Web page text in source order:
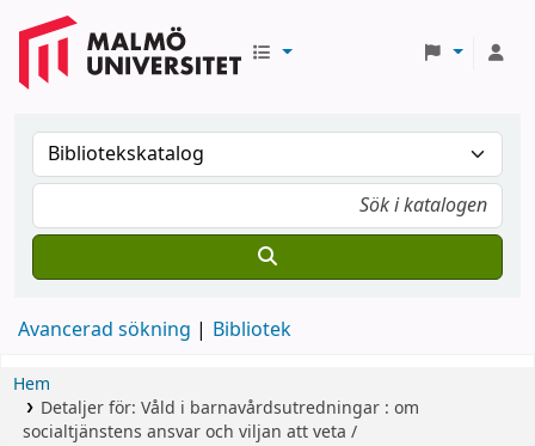
Avancerad sökning Bibliotek
Hem
Detaljer för: Våld i barnavårdsutredningar : om
socialtjänstens ansvar och viljan att veta /